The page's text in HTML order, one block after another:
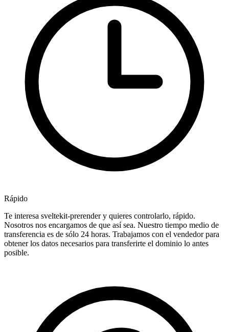
Rápido
Te interesa sveltekit-prerender y quieres controlarlo, rápido.
Nosotros nos encargamos de que así sea. Nuestro tiempo medio de
transferencia es de sólo 24 horas. Trabajamos con el vendedor para
obtener los datos necesarios para transferirte el dominio lo antes
posible.